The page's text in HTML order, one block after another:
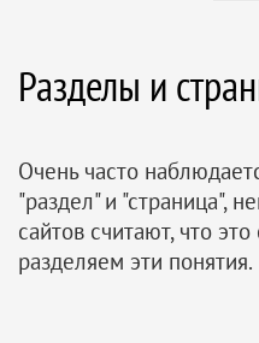
Разделы и
Очень часто
"раздел" и "страница",
сайтов считают, что
разделяем эти понятия.